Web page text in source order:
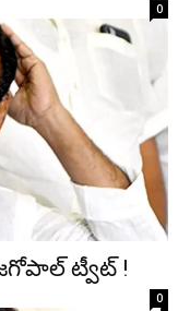
0
ట్వీట్ !
0